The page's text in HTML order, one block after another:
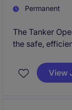
Permanent
The Tanker
the safe,
involves
ensuring
View